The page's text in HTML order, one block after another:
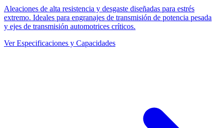
Aleaciones de alta resistencia y desgaste diseñadas para estrés
extremo. Ideales para engranajes de transmisión de potencia pesada
y ejes de transmisión automotrices críticos.
Ver Especificaciones y Capacidades